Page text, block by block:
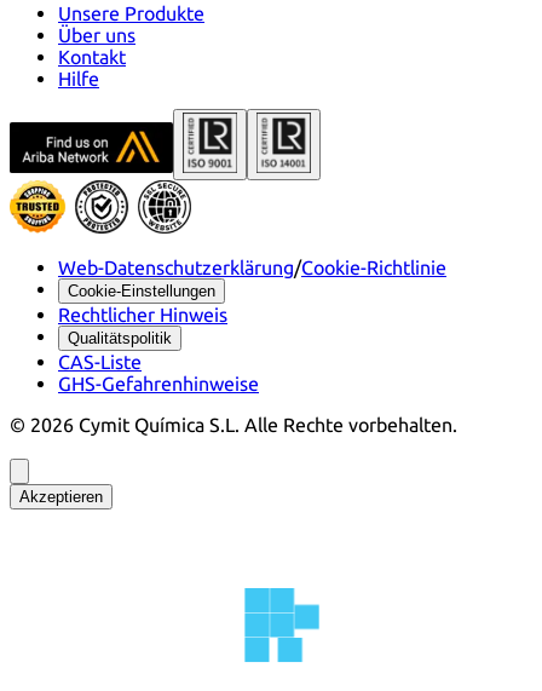
Unsere Produkte
Über uns
Kontakt
Hilfe
Web-Datenschutzerklärung/Cookie-Richtlinie
Cookie-Einstellungen
Rechtlicher Hinweis
Qualitätspolitik
CAS-Liste
GHS-Gefahrenhinweise
© 2026 Cymit Química S.L. Alle Rechte vorbehalten.
Akzeptieren